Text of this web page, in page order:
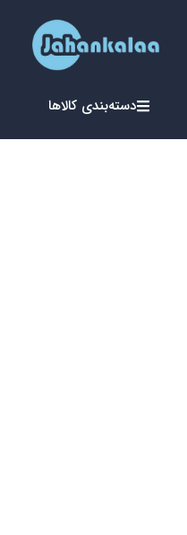
دسته‌بندی کالاها